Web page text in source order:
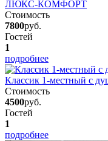
ЛЮКС-КОМФОРТ
Стоимость
7800руб.
Гостей
1
подробнее
Классик 1-местный с
Стоимость
4500руб.
Гостей
1
подробнее